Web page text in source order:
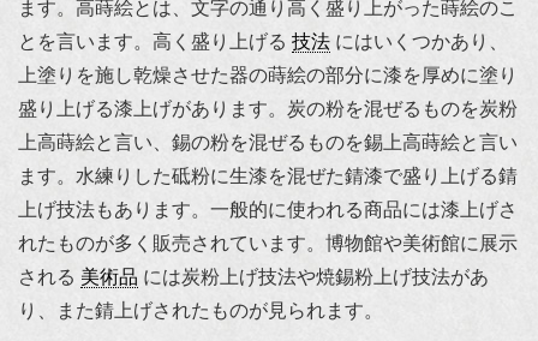
ます。高蒔絵とは、文字の通り高く盛り上がった蒔絵のこ
とを言います。高く盛り上げる 技法 にはいくつかあり、
上塗りを施し乾燥させた器の蒔絵の部分に漆を厚めに塗り
盛り上げる漆上げがあります。炭の粉を混ぜるものを炭粉
上高蒔絵と言い、錫の粉を混ぜるものを錫上高蒔絵と言い
ます。水練りした砥粉に生漆を混ぜた錆漆で盛り上げる錆
上げ技法もあります。一般的に使われる商品には漆上げさ
れたものが多く販売されています。博物館や美術館に展示
される 美術品 には炭粉上げ技法や焼錫粉上げ技法があ
り、また錆上げされたものが見られます。